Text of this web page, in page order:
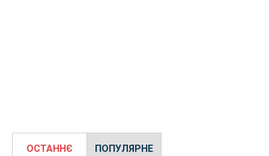
ОСТАННЄ ПОПУЛЯРНЕ